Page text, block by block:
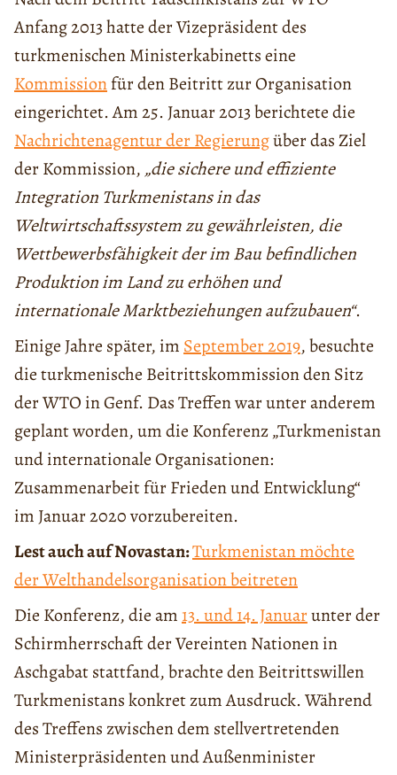
Anfang 2013 hatte der Vizepräsident des
turkmenischen Ministerkabinetts eine
Kommissionfür den Beitritt zur Organisation
eingerichtet. Am 25. Januar 2013 berichtete die
Nachrichtenagentur der Regierungüber das Ziel
der Kommission, „die sichere und effiziente
Integration Turkmenistans in das
Weltwirtschaftssystem zu gewährleisten, die
Wettbewerbsfähigkeit der im Bau befindlichen
Produktion im Land zu erhöhen und
internationale Marktbeziehungen aufzubauen“.
Einige Jahre später, im September 2019, besuchte
die turkmenische Beitrittskommission den Sitz
der WTO in Genf. Das Treffen war unter anderem
geplant worden, um die Konferenz „Turkmenistan
und internationale Organisationen:
Zusammenarbeit für Frieden und Entwicklung“
im Januar 2020 vorzubereiten.
Lest auch auf Novastan:Turkmenistan möchte
der Welthandelsorganisation beitreten
Die Konferenz, die am13. und 14. Januarunter der
Schirmherrschaft der Vereinten Nationen in
Aschgabat stattfand, brachte den Beitrittswillen
Turkmenistans konkret zum Ausdruck. Während
des Treffens zwischen dem stellvertretenden
Ministerpräsidenten und Außenminister